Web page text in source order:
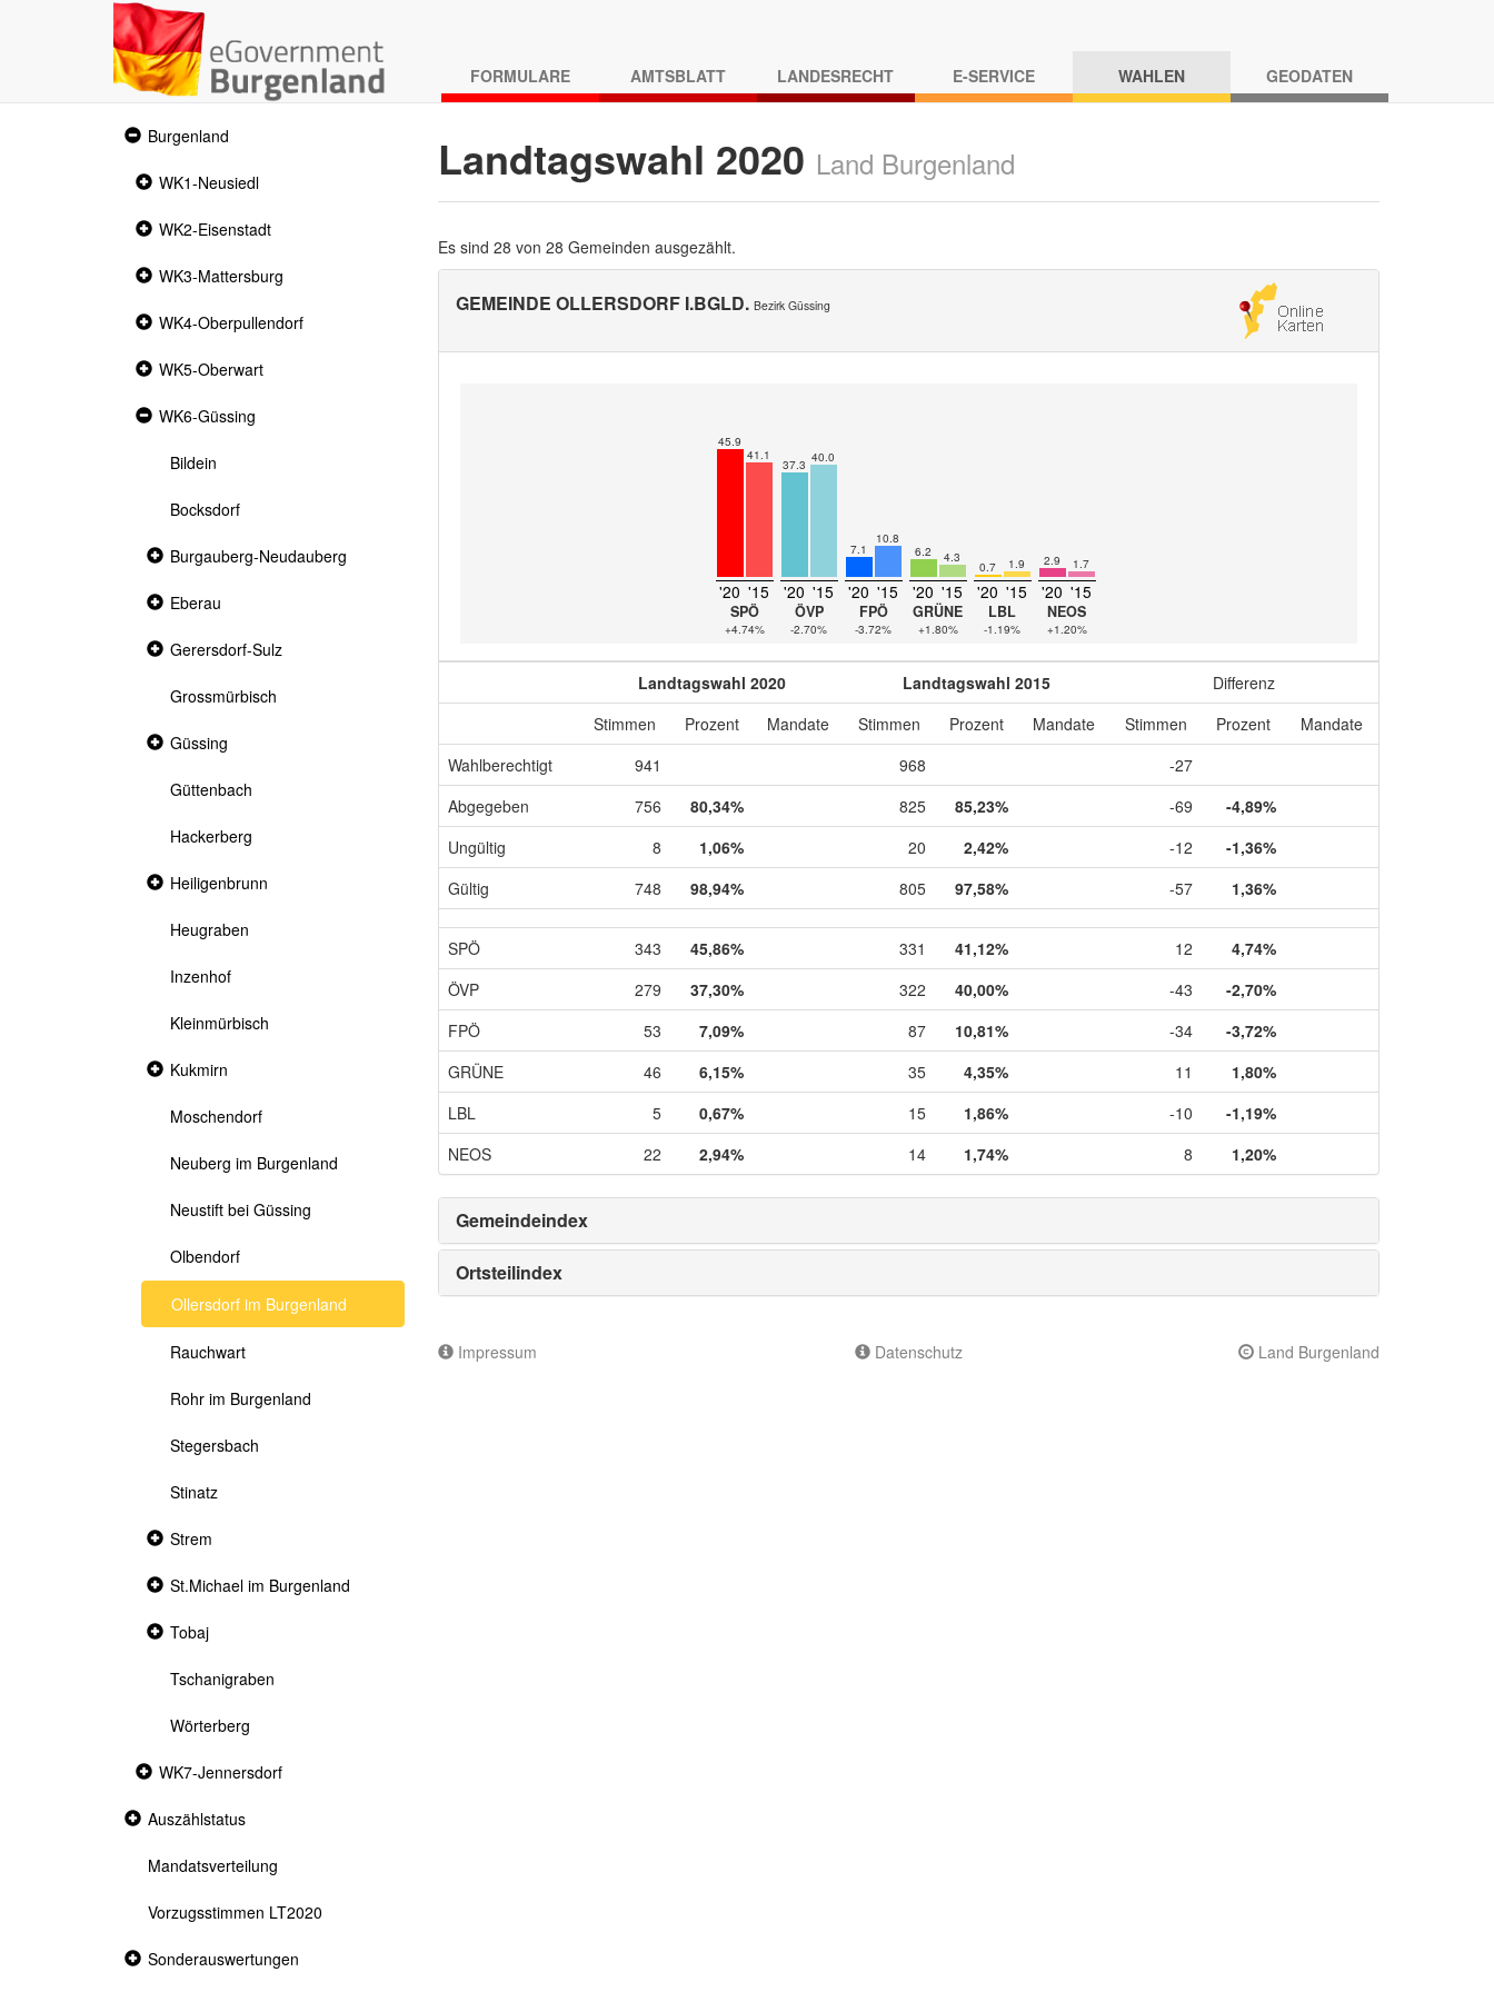
FORMULARE AMTSBLATT LANDESRECHT E-SERVICE WAHLEN GEODATEN
Expanded
section
Burgenland
Collapsed
WK1-Neusiedl
Collapsed
WK2-Eisenstadt
Collapsed
WK3-Mattersburg
Collapsed
WK4-Oberpullendorf
Collapsed
WK5-Oberwart
Expanded
WK6-Güssing
Bildein
Bocksdorf
Collapsed
section
Burgauberg-Neudauberg
Collapsed
Eberau
Collapsed
Gerersdorf-Sulz
Grossmürbisch
Collapsed
Güssing
Güttenbach
Hackerberg
Collapsed
section
Heiligenbrunn
Heugraben
Inzenhof
Kleinmürbisch
Collapsed
Kukmirn
Moschendorf
Neuberg im Burgenland
Neustift bei Güssing
Olbendorf
Ollersdorf im Burgenland
Rauchwart
Rohr im Burgenland
Stegersbach
Stinatz
Collapsed
Strem
Collapsed
St.Michael im Burgenland
Collapsed
section
Tobaj
Tschanigraben
Wörterberg
Collapsed
WK7-Jennersdorf
Collapsed
Auszählstatus
Mandatsverteilung
Vorzugsstimmen LT2020
Collapsed
Sonderauswertungen
Landtagswahl 2020 Land Burgenland
Es sind 28 von 28 Gemeinden ausgezählt.
GEMEINDE OLLERSDORF I.BGLD. Bezirk Güssing
45.9
41.1
'20 '15
SPÖ
+4.74%
37.3 40.0
'20 '15
ÖVP
-2.70%
7.1
10.8
'20 '15
FPÖ
-3.72%
6.2 4.3
'20 '15
GRÜNE
+1.80%
0.7 1.9
'20 '15
LBL
-1.19%
2.9 1.7
'20 '15
NEOS
+1.20%
Landtagswahl 2020 Landtagswahl 2015
Differenz
Stimmen
Prozent Mandate Stimmen Prozent Mandate Stimmen Prozent
Mandate
Wahlberechtigt
941 968
-27
Abgegeben
756 80,34% 825 85,23% -69
-4,89%
Ungültig
8 1,06% 20 2,42% -12
-1,36%
Gültig
748 98,94% 805 97,58% -57 1,36%
SPÖ 343 45,86% 331 41,12% 12
4,74%
ÖVP
279 37,30% 322 40,00% -43
-2,70%
FPÖ
53 7,09% 87 10,81% -34
-3,72%
GRÜNE
46 6,15% 35 4,35% 11
1,80%
LBL
5 0,67% 15 1,86% -10
-1,19%
NEOS
22 2,94% 14 1,74% 8 1,20%
Gemeindeindex
Ortsteilindex
Impressum Datenschutz Land Burgenland